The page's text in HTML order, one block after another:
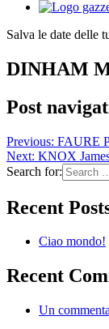
Salva le date delle
DINHAM
Post
Previous: FAURE
Next: KNOX
Search for:
Recent
Ciao mondo!
Recent
Un